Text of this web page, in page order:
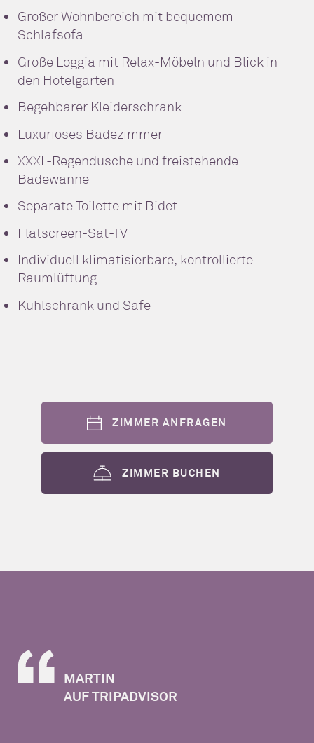
Großer Wohnbereich mit bequemem
Schlafsofa
Große Loggia mit Relax-Möbeln und Blick in
den Hotelgarten
Begehbarer Kleiderschrank
Luxuriöses Badezimmer
XXXL-Regendusche und freistehende
Badewanne
Separate Toilette mit Bidet
Flatscreen-Sat-TV
Individuell klimatisierbare, kontrollierte
Raumlüftung
Kühlschrank und Safe
ZIMMER ANFRAGEN
ZIMMER BUCHEN
MARTIN
AUF TRIPADVISOR